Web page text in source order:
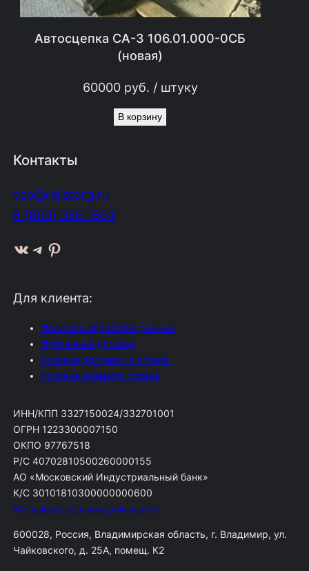
Автосцепка СА-3 106.01.000-0СБ
(новая)
60000руб. / штуку
В корзину
Контакты
vsp@railstorg.ru
8 (800) 350 1504
ВКонтакте Telegram Pinterest
Для клиента:
Политика обработки данных
Публичный договор
Условия доставки и оплаты
Условия возврата товара
ИНН/КПП 3327150024/332701001
ОГРН 1223300007150
ОКПО 97767518
Р/С 40702810500260000155
АО «Московский Индустриальный банк»
К/С 30101810300000000600
Железнодорожные реквизиты
600028, Россия, Владимирская область, г. Владимир, ул.
Чайковского, д. 25А, помещ. К2